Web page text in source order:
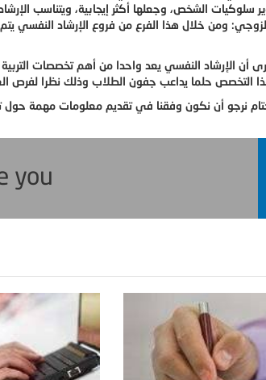
سلوكيات الشخص، وجعلها أكثر إيجابية، ويتناسب
الزوجي: ومن خلال هذا الفرع من فروع الإرشاد النفسي
أن الإرشاد النفسي يعد واحدا من أهم تخصصات
التخصص حلما يداعب جفون الطلاب وذلك نظرا لفرص
نرجو أن نكون وفقنا في تقديم معلومات مهمة حول
you